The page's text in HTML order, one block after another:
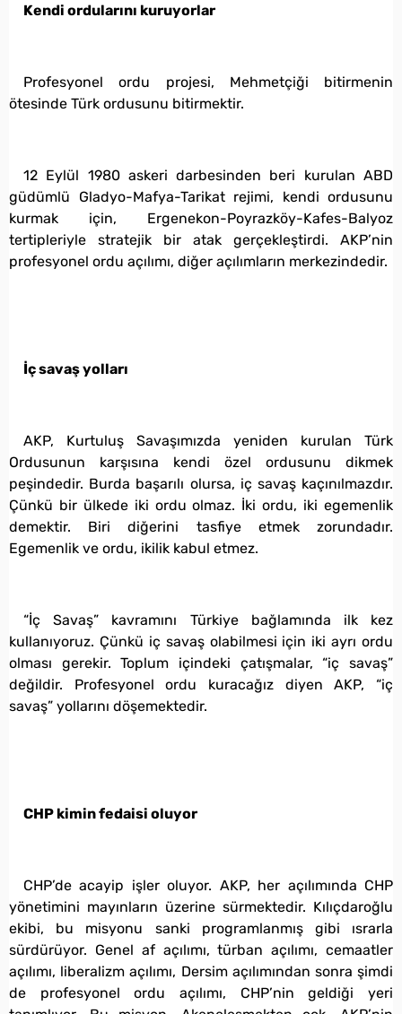
Kendi ordularını kuruyorlar
Profesyonel ordu projesi, Mehmetçiği bitirmenin
ötesinde Türk ordusunu bitirmektir.
12 Eylül 1980 askeri darbesinden beri kurulan ABD
güdümlü Gladyo-Mafya-Tarikat rejimi, kendi ordusunu
kurmak için, Ergenekon-Poyrazköy-Kafes-Balyoz
tertipleriyle stratejik bir atak gerçekleştirdi. AKP’nin
profesyonel ordu açılımı, diğer açılımların merkezindedir.
İç savaş yolları
AKP, Kurtuluş Savaşımızda yeniden kurulan Türk
Ordusunun karşısına kendi özel ordusunu dikmek
peşindedir. Burda başarılı olursa, iç savaş kaçınılmazdır.
Çünkü bir ülkede iki ordu olmaz. İki ordu, iki egemenlik
demektir. Biri diğerini tasfiye etmek zorundadır.
Egemenlik ve ordu, ikilik kabul etmez.
“İç Savaş” kavramını Türkiye bağlamında ilk kez
kullanıyoruz. Çünkü iç savaş olabilmesi için iki ayrı ordu
olması gerekir. Toplum içindeki çatışmalar, “iç savaş”
değildir. Profesyonel ordu kuracağız diyen AKP, “iç
savaş” yollarını döşemektedir.
CHP kimin fedaisi oluyor
CHP’de acayip işler oluyor. AKP, her açılımında CHP
yönetimini mayınların üzerine sürmektedir. Kılıçdaroğlu
ekibi, bu misyonu sanki programlanmış gibi ısrarla
sürdürüyor. Genel af açılımı, türban açılımı, cemaatler
açılımı, liberalizm açılımı, Dersim açılımından sonra şimdi
de profesyonel ordu açılımı, CHP’nin geldiği yeri